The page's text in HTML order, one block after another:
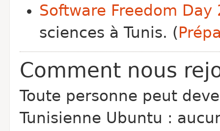
Software Freedom Day
sciences à Tunis. (
Comment nous
Toute personne peut
Tunisienne Ubuntu :